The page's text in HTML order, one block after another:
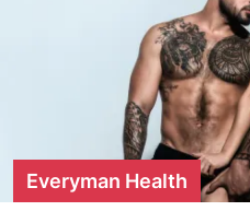
Everyman Health